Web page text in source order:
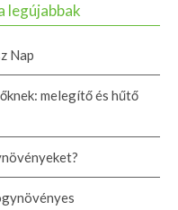
legújabbak
Nap
melegítő és hűtő